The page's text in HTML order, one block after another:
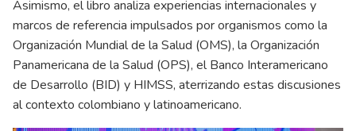
Asimismo, el libro analiza experiencias internacionales y
marcos de referencia impulsados por organismos como la
Organización Mundial de la Salud (OMS), la Organización
Panamericana de la Salud (OPS), el Banco Interamericano
de Desarrollo (BID) y HIMSS, aterrizando estas discusiones
al contexto colombiano y latinoamericano.